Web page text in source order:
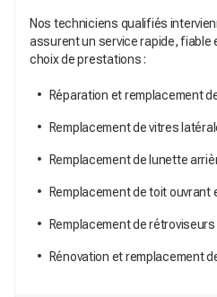
Nos techniciens qualifiés
assurent un service rapide, fiable
choix de prestations :
Réparation et remplacement
Remplacement de vitres
Remplacement de lunette
Remplacement de toit ouvrant
Remplacement de rétroviseurs
Rénovation et remplacement